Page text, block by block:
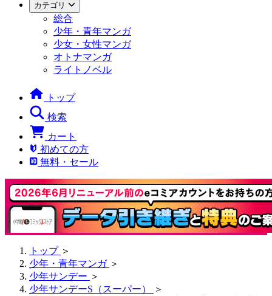
カテゴリ
総合
少年・青年マンガ
少女・女性マンガ
オトナマンガ
ライトノベル
トップ
検索
カート
初めての方
無料・セール
トップ ＞
少年・青年マンガ ＞
少年サンデー ＞
少年サンデーS（スーパー）
＞